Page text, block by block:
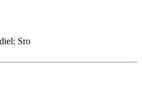
Sro